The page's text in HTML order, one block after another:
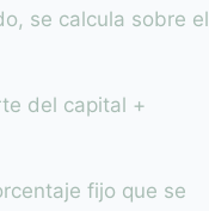
se calcula sobre el
del capital +
fijo que se